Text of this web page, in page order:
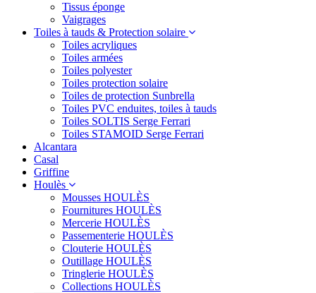
Tissus éponge
Vaigrages
Toiles à tauds & Protection solaire
Toiles acryliques
Toiles armées
Toiles polyester
Toiles protection solaire
Toiles de protection Sunbrella
Toiles PVC enduites, toiles à tauds
Toiles SOLTIS Serge Ferrari
Toiles STAMOID Serge Ferrari
Alcantara
Casal
Griffine
Houlès
Mousses HOULÈS
Fournitures HOULÈS
Mercerie HOULÈS
Passementerie HOULÈS
Clouterie HOULÈS
Outillage HOULÈS
Tringlerie HOULÈS
Collections HOULÈS